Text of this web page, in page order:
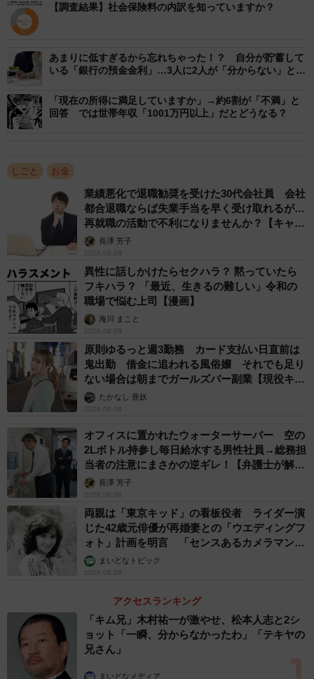
いる」と答えた303人に、「給与明細のすべての項目を確認
していますか」と質問したところ、「すべて確認してい
る」と答えた人が69.3%と約7割を占めました。
4/9
給与明細のどの項目を確認していますか？（出典：ベター・プレイス調
べ）
また、給与明細の項目を「一部確認している」と答えた93
人に「確認している給与明細の項目」を複数回答で答えて
もらったところ、「支給総額」（89.2%）、「手取り額」
（58.1%）、「残業手当」（48.4%）などが上位に挙げられ
ました。
5/9
給与明細を確認しない理由（出典：ベター・プレイス調べ）
ていない」と答えた65人にその理由を尋ねたところ、「お
金に興味がないから」（35.4%）や「毎月同じ額だと思っ
ているから」（24.6%）などに回答が集まりました。
【調査結果】社会保険料の内訳を知っていますか？
あまりに低すぎるから忘れちゃった！？ 自分が貯蓄して
いる「銀行の預金金利」…3人に2人が「分からない」と回
「現在の所得に満足していますか」→約6割が「不満」と
回答 では世帯年収「1001万円以上」だとどうなる？
しごと お金
業績悪化で退職勧奨を受けた30代会社員 会社
都合退職ならば失業手当を早く受け取れるが…
再就職の活動で不利になりませんか？【キャリ
アカウンセラーが解説】
長澤 芳子
2026.08.09
異性に話しかけたらセクハラ？ 黙っていたら
フキハラ？ 「最近、生きるの難しい」令和の
職場で悩む上司【漫画】
海川 まこと
2026.08.09
原則ゆるっと週3勤務 カード支払い日直前は
鬼出勤 借金に追われる風俗嬢 それでも足り
ない場合は朝までガールズバー副業【現役キャ
ストに取材】
たかなし 亜妖
2026.08.08
オフィスに置かれたウォーターサーバー 空の
2Lボトル持参し毎日給水する男性社員→総務担
当者の注意にまさかの逆ギレ！【弁護士が解
説】長澤 芳子
2026.08.08
両親は「東京キッド」の看板役者 ライダー演
じた42歳元俳優が再婚妻との「ウエディングフ
ォト」計画を明言 「センスあるカメラマン求
む」まいどなトピック
2026.08.08
アクセスランキング
「キム兄」木村祐一が激やせ、松本人志と2シ
ョット「一瞬、分からなかったわ」「テキヤの
兄さん」
まいどなメディア